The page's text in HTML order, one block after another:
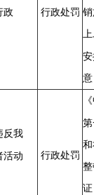
政 行政处罚
反我
活动 行政处罚